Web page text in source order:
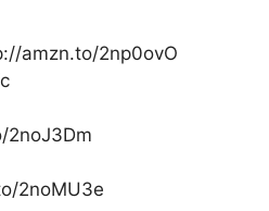
amzn.to/2np0ovO
2noJ3Dm
2noMU3e